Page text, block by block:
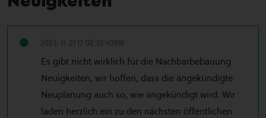
2023-11-21 17:02:55 +0100
Es gibt nicht wirklich für die Nachbarbebauung
Neuigkeiten, wir hoffen, dass die angekündigte
Neuplanung auch so, wie angekündigt wird. Wir
laden herzlich ein zu den nächsten öffentlichen